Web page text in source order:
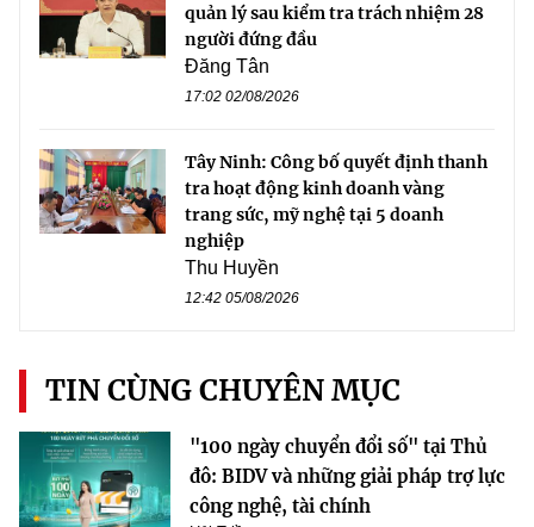
quản lý sau kiểm tra trách nhiệm 28
người đứng đầu
Đăng Tân
17:02 02/08/2026
Tây Ninh: Công bố quyết định thanh
tra hoạt động kinh doanh vàng
trang sức, mỹ nghệ tại 5 doanh
nghiệp
Thu Huyền
12:42 05/08/2026
TIN CÙNG CHUYÊN MỤC
"100 ngày chuyển đổi số" tại Thủ
đô: BIDV và những giải pháp trợ lực
công nghệ, tài chính